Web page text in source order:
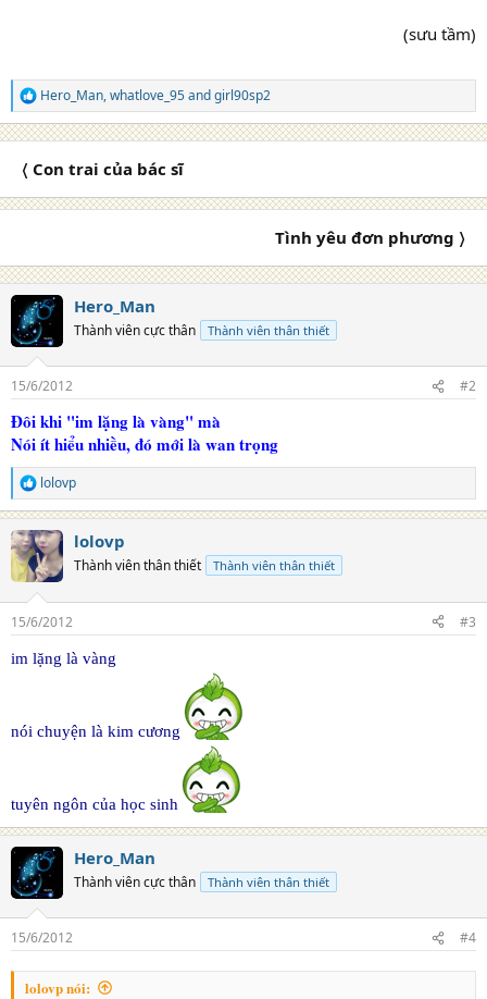
(sưu tầm)
R
e
a
o
Hero_Man,whatlove_95andgirl90sp2
〈 Con trai của bác sĩ
Tình yêu đơn phương 〉
Hero_Man
Thành viên cực thân Thành viên thân thiết
15/6/2012 #2
Đôi khi "im lặng là vàng" mà
Nói ít hiểu nhiều, đó mới là wan trọng
R
e
c
t
i
s
lolovp
lolovp
Thành viên thân thiết Thành viên thân thiết
15/6/2012 #3
im lặng là vàng
nói chuyện là kim cương
tuyên ngôn của học sinh
Hero_Man
Thành viên cực thân Thành viên thân thiết
15/6/2012 #4
lolovp nói: